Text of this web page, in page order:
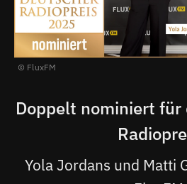
FluxFM
Doppelt nominiert für
Yola Jordans und Matti